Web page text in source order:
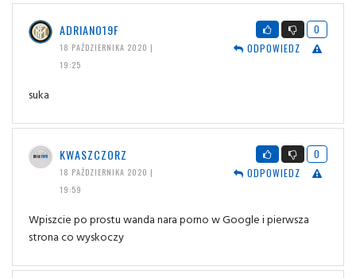
ADRIANO19F
18 PAŹDZIERNIKA 2020 |
19:25
0
ODPOWIEDZ
suka
KWASZCZORZ
18 PAŹDZIERNIKA 2020 |
19:59
0
ODPOWIEDZ
Wpiszcie po prostu wanda nara porno w Google i pierwsza
strona co wyskoczy